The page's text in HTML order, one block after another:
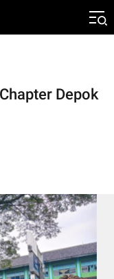
Depok